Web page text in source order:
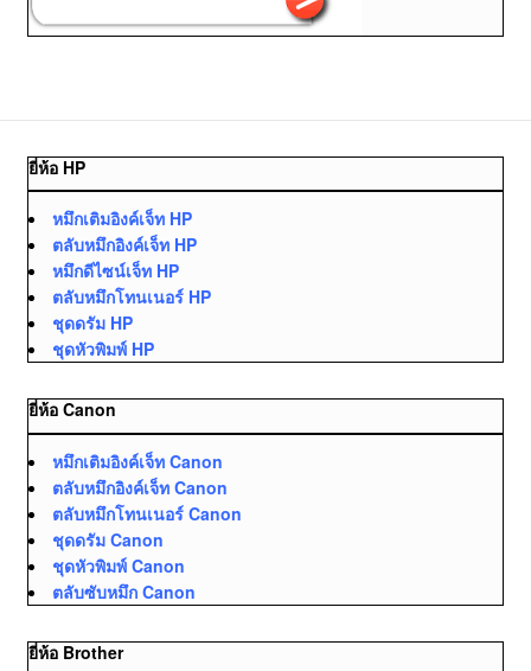
ยี่ห้อ HP
หมึกเติมอิงค์เจ็ท HP
ตลับหมึกอิงค์เจ็ท HP
หมึกดีไซน์เจ็ท HP
ตลับหมึกโทนเนอร์ HP
ชุดดรัม HP
ชุดหัวพิมพ์ HP
ยี่ห้อ Canon
หมึกเติมอิงค์เจ็ท Canon
ตลับหมึกอิงค์เจ็ท Canon
ตลับหมึกโทนเนอร์ Canon
ชุดดรัม Canon
ชุดหัวพิมพ์ Canon
ตลับซับหมึก Canon
ยี่ห้อ Brother